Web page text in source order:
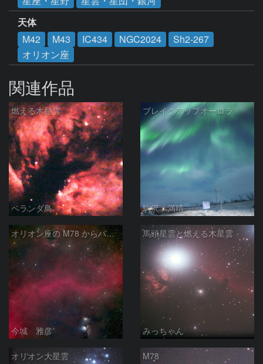
天体
M42
M43 IC434 NGC2024
Sh2-267
オリオン座
関連作品
燃える木星雲
ベランダ鳥
ブレイクアップオーロラ
駒沢 満晴
オリオン座の M78 からバーナードループをまたいで LDN1622あたり
今城 雅彦
馬頭星雲と燃える木星雲
みっちゃん
オリオン大星雲 M78